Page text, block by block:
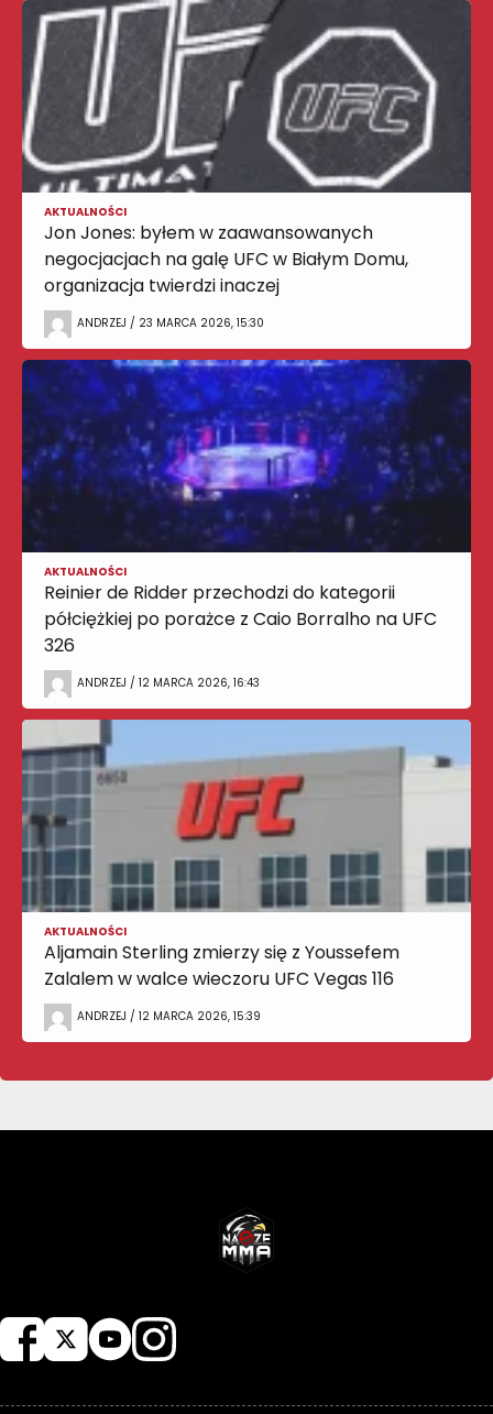
AKTUALNOŚCI
Jon Jones: byłem w zaawansowanych
negocjacjach na galę UFC w Białym Domu,
organizacja twierdzi inaczej
ANDRZEJ / 23 MARCA 2026, 15:30
AKTUALNOŚCI
Reinier de Ridder przechodzi do kategorii
półciężkiej po porażce z Caio Borralho na UFC
326
ANDRZEJ / 12 MARCA 2026, 16:43
AKTUALNOŚCI
Aljamain Sterling zmierzy się z Youssefem
Zalalem w walce wieczoru UFC Vegas 116
ANDRZEJ / 12 MARCA 2026, 15:39